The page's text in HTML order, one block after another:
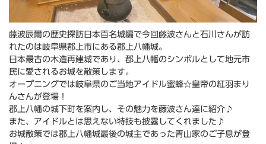
藤波辰爾の歴史探訪日本百名城編で今回藤波さんと石川さんが訪
れたのは岐阜県郡上市にある郡上八幡城。
日本最古の木造再建城であり、郡上八幡のシンボルとして地元市
民に愛されるお城を散策します。
オープニングでは岐阜県のご当地アイドル蜜蜂☆皇帝の紅羽まり
んさんが登場！
郡上八幡の城下町を案内し、その魅力を藤波さん達に紹介♪
また、アイドルとは思えない特技も披露してくれました♪
お城散策では郡上八幡城最後の城主であった青山家のご子息が登